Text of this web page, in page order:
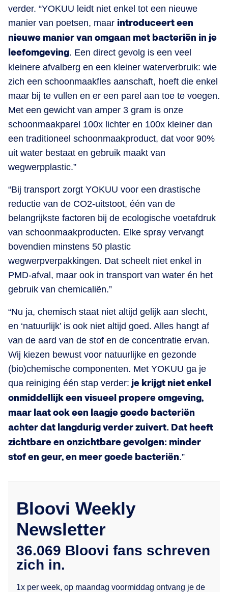
verder. “YOKUU leidt niet enkel tot een nieuwe
manier van poetsen, maar introduceert een
nieuwe manier van omgaan met bacteriën in je
leefomgeving. Een direct gevolg is een veel
kleinere afvalberg en een kleiner waterverbruik: wie
zich een schoonmaakfles aanschaft, hoeft die enkel
maar bij te vullen en er een parel aan toe te voegen.
Met een gewicht van amper 3 gram is onze
schoonmaakparel 100x lichter en 100x kleiner dan
een traditioneel schoonmaakproduct, dat voor 90%
uit water bestaat en gebruik maakt van
wegwerpplastic.”
“Bij transport zorgt YOKUU voor een drastische
reductie van de CO2-uitstoot, één van de
belangrijkste factoren bij de ecologische voetafdruk
van schoonmaakproducten. Elke spray vervangt
bovendien minstens 50 plastic
wegwerpverpakkingen. Dat scheelt niet enkel in
PMD-afval, maar ook in transport van water én het
gebruik van chemicaliën.”
“Nu ja, chemisch staat niet altijd gelijk aan slecht,
en ‘natuurlijk’ is ook niet altijd goed. Alles hangt af
van de aard van de stof en de concentratie ervan.
Wij kiezen bewust voor natuurlijke en gezonde
(bio)chemische componenten. Met YOKUU ga je
qua reiniging één stap verder: je krijgt niet enkel
onmiddellijk een visueel propere omgeving,
maar laat ook een laagje goede bacteriën
achter dat langdurig verder zuivert. Dat heeft
zichtbare en onzichtbare gevolgen: minder
stof en geur, en meer goede bacteriën.”
Bloovi Weekly
Newsletter
36.069 Bloovi fans schreven
zich in.
1x per week, op maandag voormiddag ontvang je de